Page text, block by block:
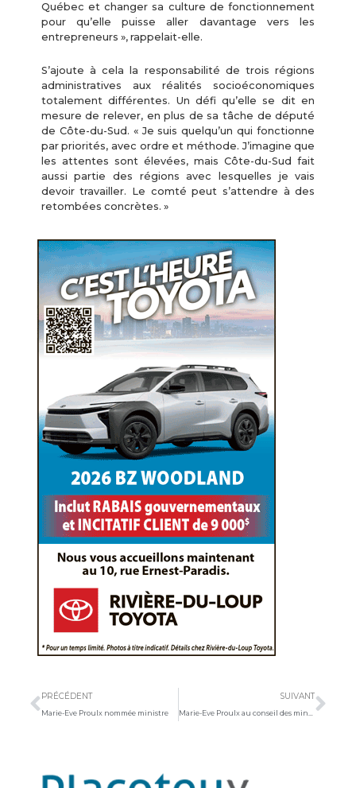
Québec et changer sa culture de fonctionnement
pour qu’elle puisse aller davantage vers les
entrepreneurs », rappelait-elle.
S’ajoute à cela la responsabilité de trois régions
administratives aux réalités socioéconomiques
totalement différentes. Un défi qu’elle se dit en
mesure de relever, en plus de sa tâche de député
de Côte-du-Sud. « Je suis quelqu’un qui fonctionne
par priorités, avec ordre et méthode. J’imagine que
les attentes sont élevées, mais Côte-du-Sud fait
aussi partie des régions avec lesquelles je vais
devoir travailler. Le comté peut s’attendre à des
retombées concrètes. »
PRÉCÉDENT
Marie-Eve Proulx nommée ministre
SUIVANT